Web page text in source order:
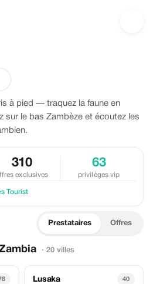
à pied — traquez la faune en
sur le bas Zambèze et écoutez les
310
exclusives
63
privilèges vip
Tourist
Prestataires Offres
· 20 villes
Lusaka 40